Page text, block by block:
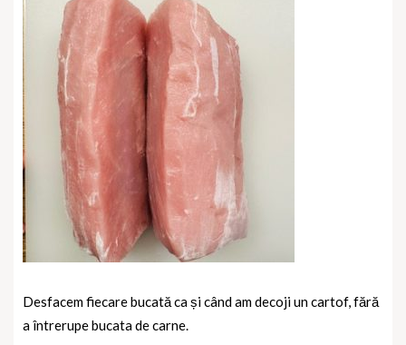
Desfacem fiecare bucată ca și când am decoji un cartof, fără
a întrerupe bucata de carne.